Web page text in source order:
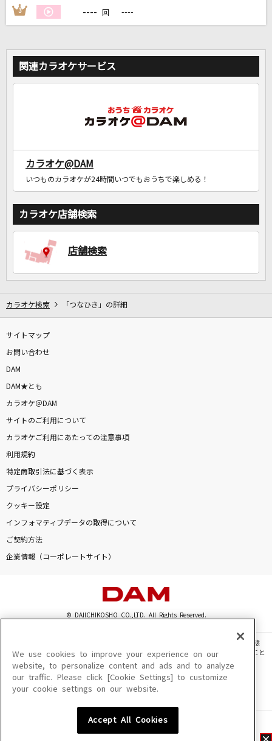
3 ---- 回 ----
関連カラオケサービス
カラオケ@DAM
いつものカラオケが24時間いつでもおうちで楽しめる！
カラオケ店舗検索
店舗検索
カラオケ検索 「つなひき」の詳細
サイトマップ
お問い合わせ
DAM
DAM★とも
カラオケ＠DAM
サイトのご利用について
カラオケご利用にあたっての注意事項
利用規約
特定商取引法に基づく表示
プライバシーポリシー
クッキー設定
インフォマティブデータの取得について
ご契約方法
企業情報（コーポレートサイト）
© DAIICHIKOSHO CO.,LTD. All Rights Reserved.
このサイトに掲載されている一切の文章・画像・写真・動画・音声等を、手段や形態
を問わず、著作権法の定める範囲を超えて無断で複製、転載、ファイル化などすること
を禁じます。
楽曲及びコンテンツは、機種によりご利用いただけない場合があります。
楽曲及びコンテンツの配信日、配信内容が変更になる場合があります。
We use cookies to improve your experience on our
website, to personalize content and ads and to analyze
our traffic. Please click [Cookie Settings] to customize
your cookie settings on our website.
Accept All Cookies